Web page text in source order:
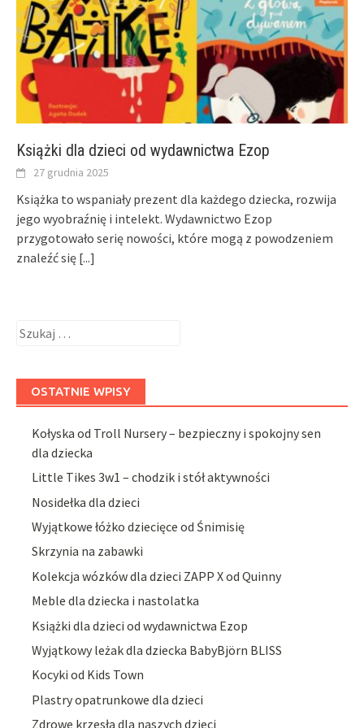
Książki dla dzieci od wydawnictwa Ezop
27 grudnia 2025
Książka to wspaniały prezent dla każdego dziecka, rozwija
jego wyobraźnię i intelekt. Wydawnictwo Ezop
przygotowało serię nowości, które mogą z powodzeniem
znaleźć się [...]
Szukaj:
OSTATNIE WPISY
Kołyska od Troll Nursery – bezpieczny i spokojny sen
dla dziecka
Little Tikes 3w1 – chodzik i stół aktywności
Nosidełka dla dzieci
Wyjątkowe łóżko dziecięce od Śnimisię
Skrzynia na zabawki
Kolekcja wózków dla dzieci ZAPP X od Quinny
Meble dla dziecka i nastolatka
Książki dla dzieci od wydawnictwa Ezop
Wyjątkowy leżak dla dziecka BabyBjörn BLISS
Kocyki od Kids Town
Plastry opatrunkowe dla dzieci
Zdrowe krzesła dla naszych dzieci